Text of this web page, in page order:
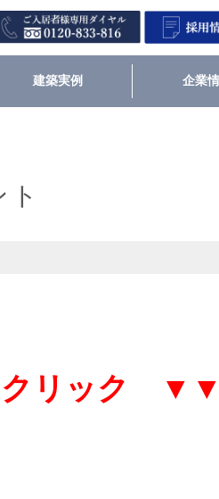
建築実例 企業
クリック